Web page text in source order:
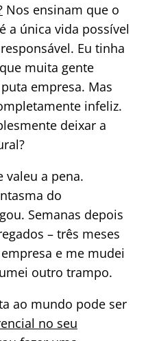
Nos ensinam que o
a única vida possível
Eu tinha
muita gente
empresa. Mas
infeliz.
deixar a
valeu a pena.
do
Semanas depois
– três meses
e me mudei
outro trampo.
ao mundo pode ser
no seu